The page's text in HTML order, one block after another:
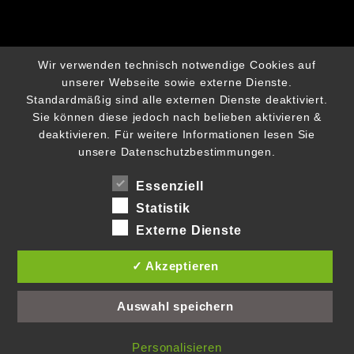
Wir verwenden technisch notwendige Cookies auf
unserer Webseite sowie externe Dienste.
Standardmäßig sind alle externen Dienste deaktiviert.
Sie können diese jedoch nach belieben aktivieren &
deaktivieren. Für weitere Informationen lesen Sie
unsere Datenschutzbestimmungen.
Essenziell
Statistik
Externe Dienste
✓ Akzeptieren
Auswahl speichern
Personalisieren